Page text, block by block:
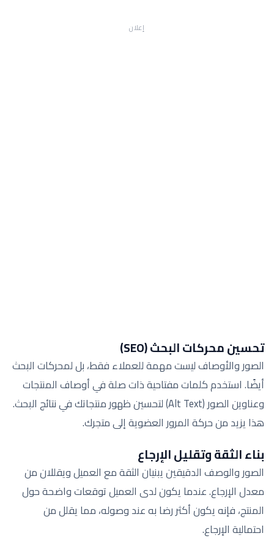
إعلان
تحسين محركات البحث (SEO)
الصور والأوصاف ليست مهمة للعملاء فقط، بل لمحركات البحث
أيضًا. استخدم كلمات مفتاحية ذات صلة في أوصاف المنتجات
وعناوين الصور (Alt Text) لتحسين ظهور منتجاتك في نتائج البحث.
هذا يزيد من حركة المرور العضوية إلى متجرك.
بناء الثقة وتقليل الإرجاع
الصور والوصف الدقيقين يبنيان الثقة مع العميل ويقللان من
معدل الإرجاع. عندما يكون لدى العميل توقعات واضحة حول
المنتج، فإنه يكون أكثر رضا به عند وصوله، مما يقلل من
احتمالية الإرجاع.